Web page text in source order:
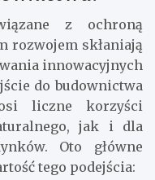
z ochroną
rozwojem skłaniają
innowacyjnych
do budownictwa
liczne korzyści
jak i dla
Oto główne
tego podejścia: